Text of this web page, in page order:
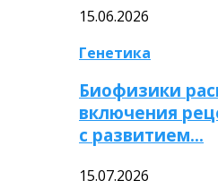
15.06.2026
Генетика
Биофизики
включения
с развитием…
15.07.2026